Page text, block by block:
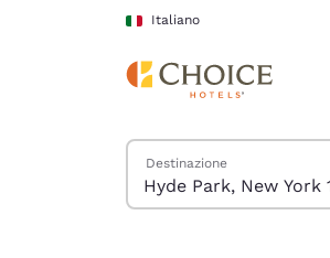
Vai A Contenuto Principale
Italiano
Cerca hotel
Destinazione